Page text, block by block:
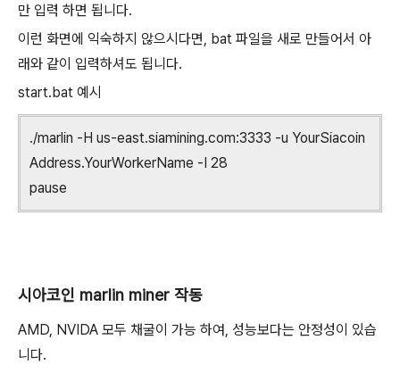
만 입력 하면 됩니다.
이런 화면에 익숙하지 않으시다면, bat 파일을 새로 만들어서 아
래와 같이 입력하셔도 됩니다.
start.bat 예시
./marlin -H us-east.siamining.com:3333 -u YourSiacoin
Address.YourWorkerName -I 28
pause
시아코인 marlin miner 작동
AMD, NVIDA 모두 채굴이 가능 하여, 성능보다는 안정성이 있습
니다.